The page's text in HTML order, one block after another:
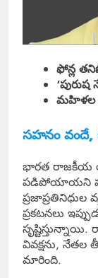
ఫోన్ల
మహిళల
సహనం
భారత రాజకీయ
పడిపోయాయని
ప్రజాప్రతినిధుల
ప్రకటనలు
వివక్షను,
మారింది.